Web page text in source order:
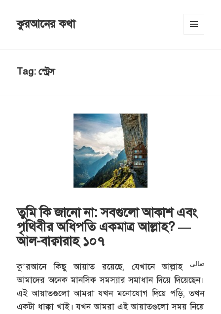
কুরআনের কথা
Tag:স্ট্রেস
তুমি কি জানো না: সবগুলো আকাশ এবং
পৃথিবীর অধিপতি একমাত্র আল্লাহ? —
আল-বাক্বারাহ ১০৭
কু’রআনে কিছু আয়াত রয়েছে, যেখানে আল্লাহ تعالى
আমাদের অনেক মানসিক সমস্যার সমাধান দিয়ে দিয়েছেন।
এই আয়াতগুলো আমরা যখন মনোযোগ দিয়ে পড়ি, তখন
একটা ধাক্কা খাই। যখন আমরা এই আয়াতগুলো সময় নিয়ে